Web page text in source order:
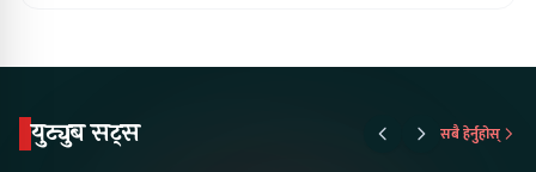
युट्युब सट्स सबै हेर्नुहोस्